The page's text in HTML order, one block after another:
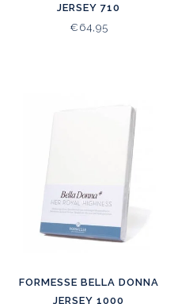
JERSEY 710
€64,95
FORMESSE BELLA DONNA
JERSEY 1000